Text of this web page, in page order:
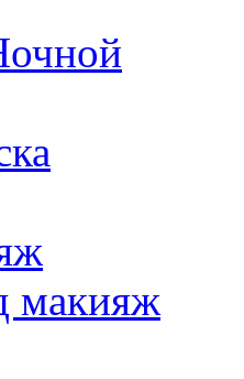
макияж